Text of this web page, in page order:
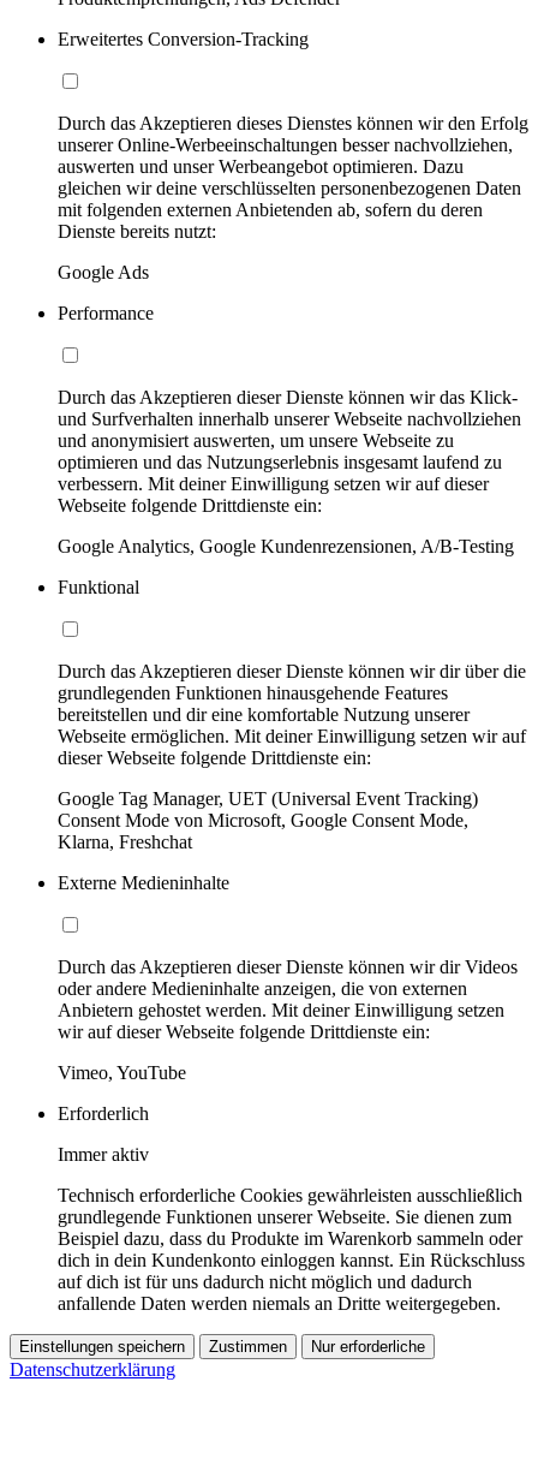
Erweitertes Conversion-Tracking
Durch das Akzeptieren dieses Dienstes können wir den Erfolg
unserer Online-Werbeeinschaltungen besser nachvollziehen,
auswerten und unser Werbeangebot optimieren. Dazu
gleichen wir deine verschlüsselten personenbezogenen Daten
mit folgenden externen Anbietenden ab, sofern du deren
Dienste bereits nutzt:
Google Ads
Performance
Durch das Akzeptieren dieser Dienste können wir das Klick-
und Surfverhalten innerhalb unserer Webseite nachvollziehen
und anonymisiert auswerten, um unsere Webseite zu
optimieren und das Nutzungserlebnis insgesamt laufend zu
verbessern. Mit deiner Einwilligung setzen wir auf dieser
Webseite folgende Drittdienste ein:
Google Analytics, Google Kundenrezensionen, A/B-Testing
Funktional
Durch das Akzeptieren dieser Dienste können wir dir über die
grundlegenden Funktionen hinausgehende Features
bereitstellen und dir eine komfortable Nutzung unserer
Webseite ermöglichen. Mit deiner Einwilligung setzen wir auf
dieser Webseite folgende Drittdienste ein:
Google Tag Manager, UET (Universal Event Tracking)
Consent Mode von Microsoft, Google Consent Mode,
Klarna, Freshchat
Externe Medieninhalte
Durch das Akzeptieren dieser Dienste können wir dir Videos
oder andere Medieninhalte anzeigen, die von externen
Anbietern gehostet werden. Mit deiner Einwilligung setzen
wir auf dieser Webseite folgende Drittdienste ein:
Vimeo, YouTube
Erforderlich
Immer aktiv
Technisch erforderliche Cookies gewährleisten ausschließlich
grundlegende Funktionen unserer Webseite. Sie dienen zum
Beispiel dazu, dass du Produkte im Warenkorb sammeln oder
dich in dein Kundenkonto einloggen kannst. Ein Rückschluss
auf dich ist für uns dadurch nicht möglich und dadurch
anfallende Daten werden niemals an Dritte weitergegeben.
Einstellungen speichern Zustimmen Nur erforderliche
Datenschutzerklärung